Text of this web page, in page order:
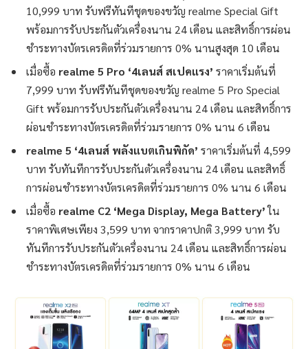
10,999 บาท รับฟรีทันทีชุดของขวัญ realme Special Gift
พร้อมการรับประกันตัวเครื่องนาน 24 เดือน และสิทธิ์การผ่อน
ชำระทางบัตรเครดิตที่ร่วมรายการ 0% นานสูงสุด 10 เดือน
เมื่อซื้อ realme 5 Pro ‘4เลนส์ สเปคแรง’ ราคาเริ่มต้นที่
7,999 บาท รับฟรีทันทีชุดของขวัญ realme 5 Pro Special
Gift พร้อมการรับประกันตัวเครื่องนาน 24 เดือน และสิทธิ์การ
ผ่อนชำระทางบัตรเครดิตที่ร่วมรายการ 0% นาน 6 เดือน
realme 5 ‘4เลนส์ พลังแบตเกินพิกัด’ ราคาเริ่มต้นที่ 4,599
บาท รับทันทีการรับประกันตัวเครื่องนาน 24 เดือน และสิทธิ์
การผ่อนชำระทางบัตรเครดิตที่ร่วมรายการ 0% นาน 6 เดือน
เมื่อซื้อ realme C2 ‘Mega Display, Mega Battery’ใน
ราคาพิเศษเพียง 3,599 บาท จากราคาปกติ 3,999 บาท รับ
ทันทีการรับประกันตัวเครื่องนาน 24 เดือน และสิทธิ์การผ่อน
ชำระทางบัตรเครดิตที่ร่วมรายการ 0% นาน 6 เดือน